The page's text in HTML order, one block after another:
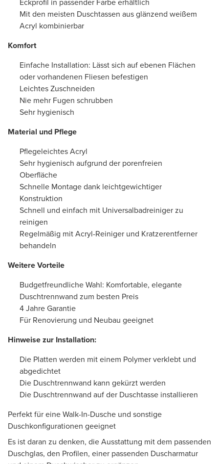
Mit den meisten Duschtassen aus glänzend weißem
Acryl kombinierbar
Komfort
Einfache Installation: Lässt sich auf ebenen Flächen
oder vorhandenen Fliesen befestigen
Leichtes Zuschneiden
Nie mehr Fugen schrubben
Sehr hygienisch
Material und Pflege
Pflegeleichtes Acryl
Sehr hygienisch aufgrund der porenfreien
Oberfläche
Schnelle Montage dank leichtgewichtiger
Konstruktion
Schnell und einfach mit Universalbadreiniger zu
reinigen
Regelmäßig mit Acryl-Reiniger und Kratzerentferner
behandeln
Weitere Vorteile
Budgetfreundliche Wahl: Komfortable, elegante
Duschtrennwand zum besten Preis
4 Jahre Garantie
Für Renovierung und Neubau geeignet
Hinweise zur Installation:
Die Platten werden mit einem Polymer verklebt und
abgedichtet
Die Duschtrennwand kann gekürzt werden
Die Duschtrennwand auf der Duschtasse installieren
Perfekt für eine Walk-In-Dusche und sonstige
Duschkonfigurationen geeignet
Es ist daran zu denken, die Ausstattung mit dem passenden
Duschglas, den Profilen, einer passenden Duscharmatur